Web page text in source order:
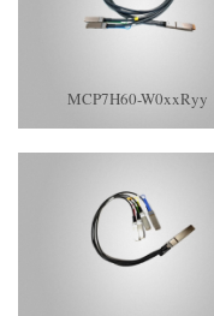
MCP7H60-W0xxRyy